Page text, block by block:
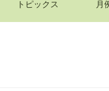
トピックス 月